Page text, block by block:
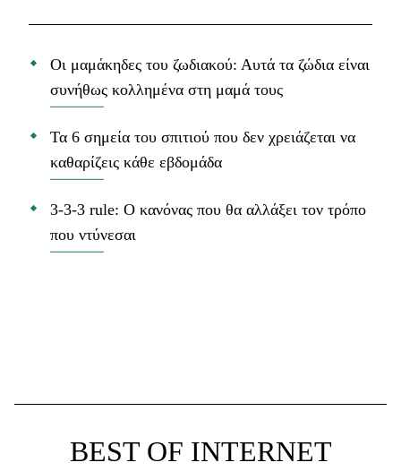
Οι μαμάκηδες του ζωδιακού: Αυτά τα ζώδια είναι
συνήθως κολλημένα στη μαμά τους
Τα 6 σημεία του σπιτιού που δεν χρειάζεται να
καθαρίζεις κάθε εβδομάδα
3-3-3 rule: Ο κανόνας που θα αλλάξει τον τρόπο
που ντύνεσαι
BEST OF INTERNET